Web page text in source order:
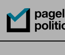
Pagella Politica